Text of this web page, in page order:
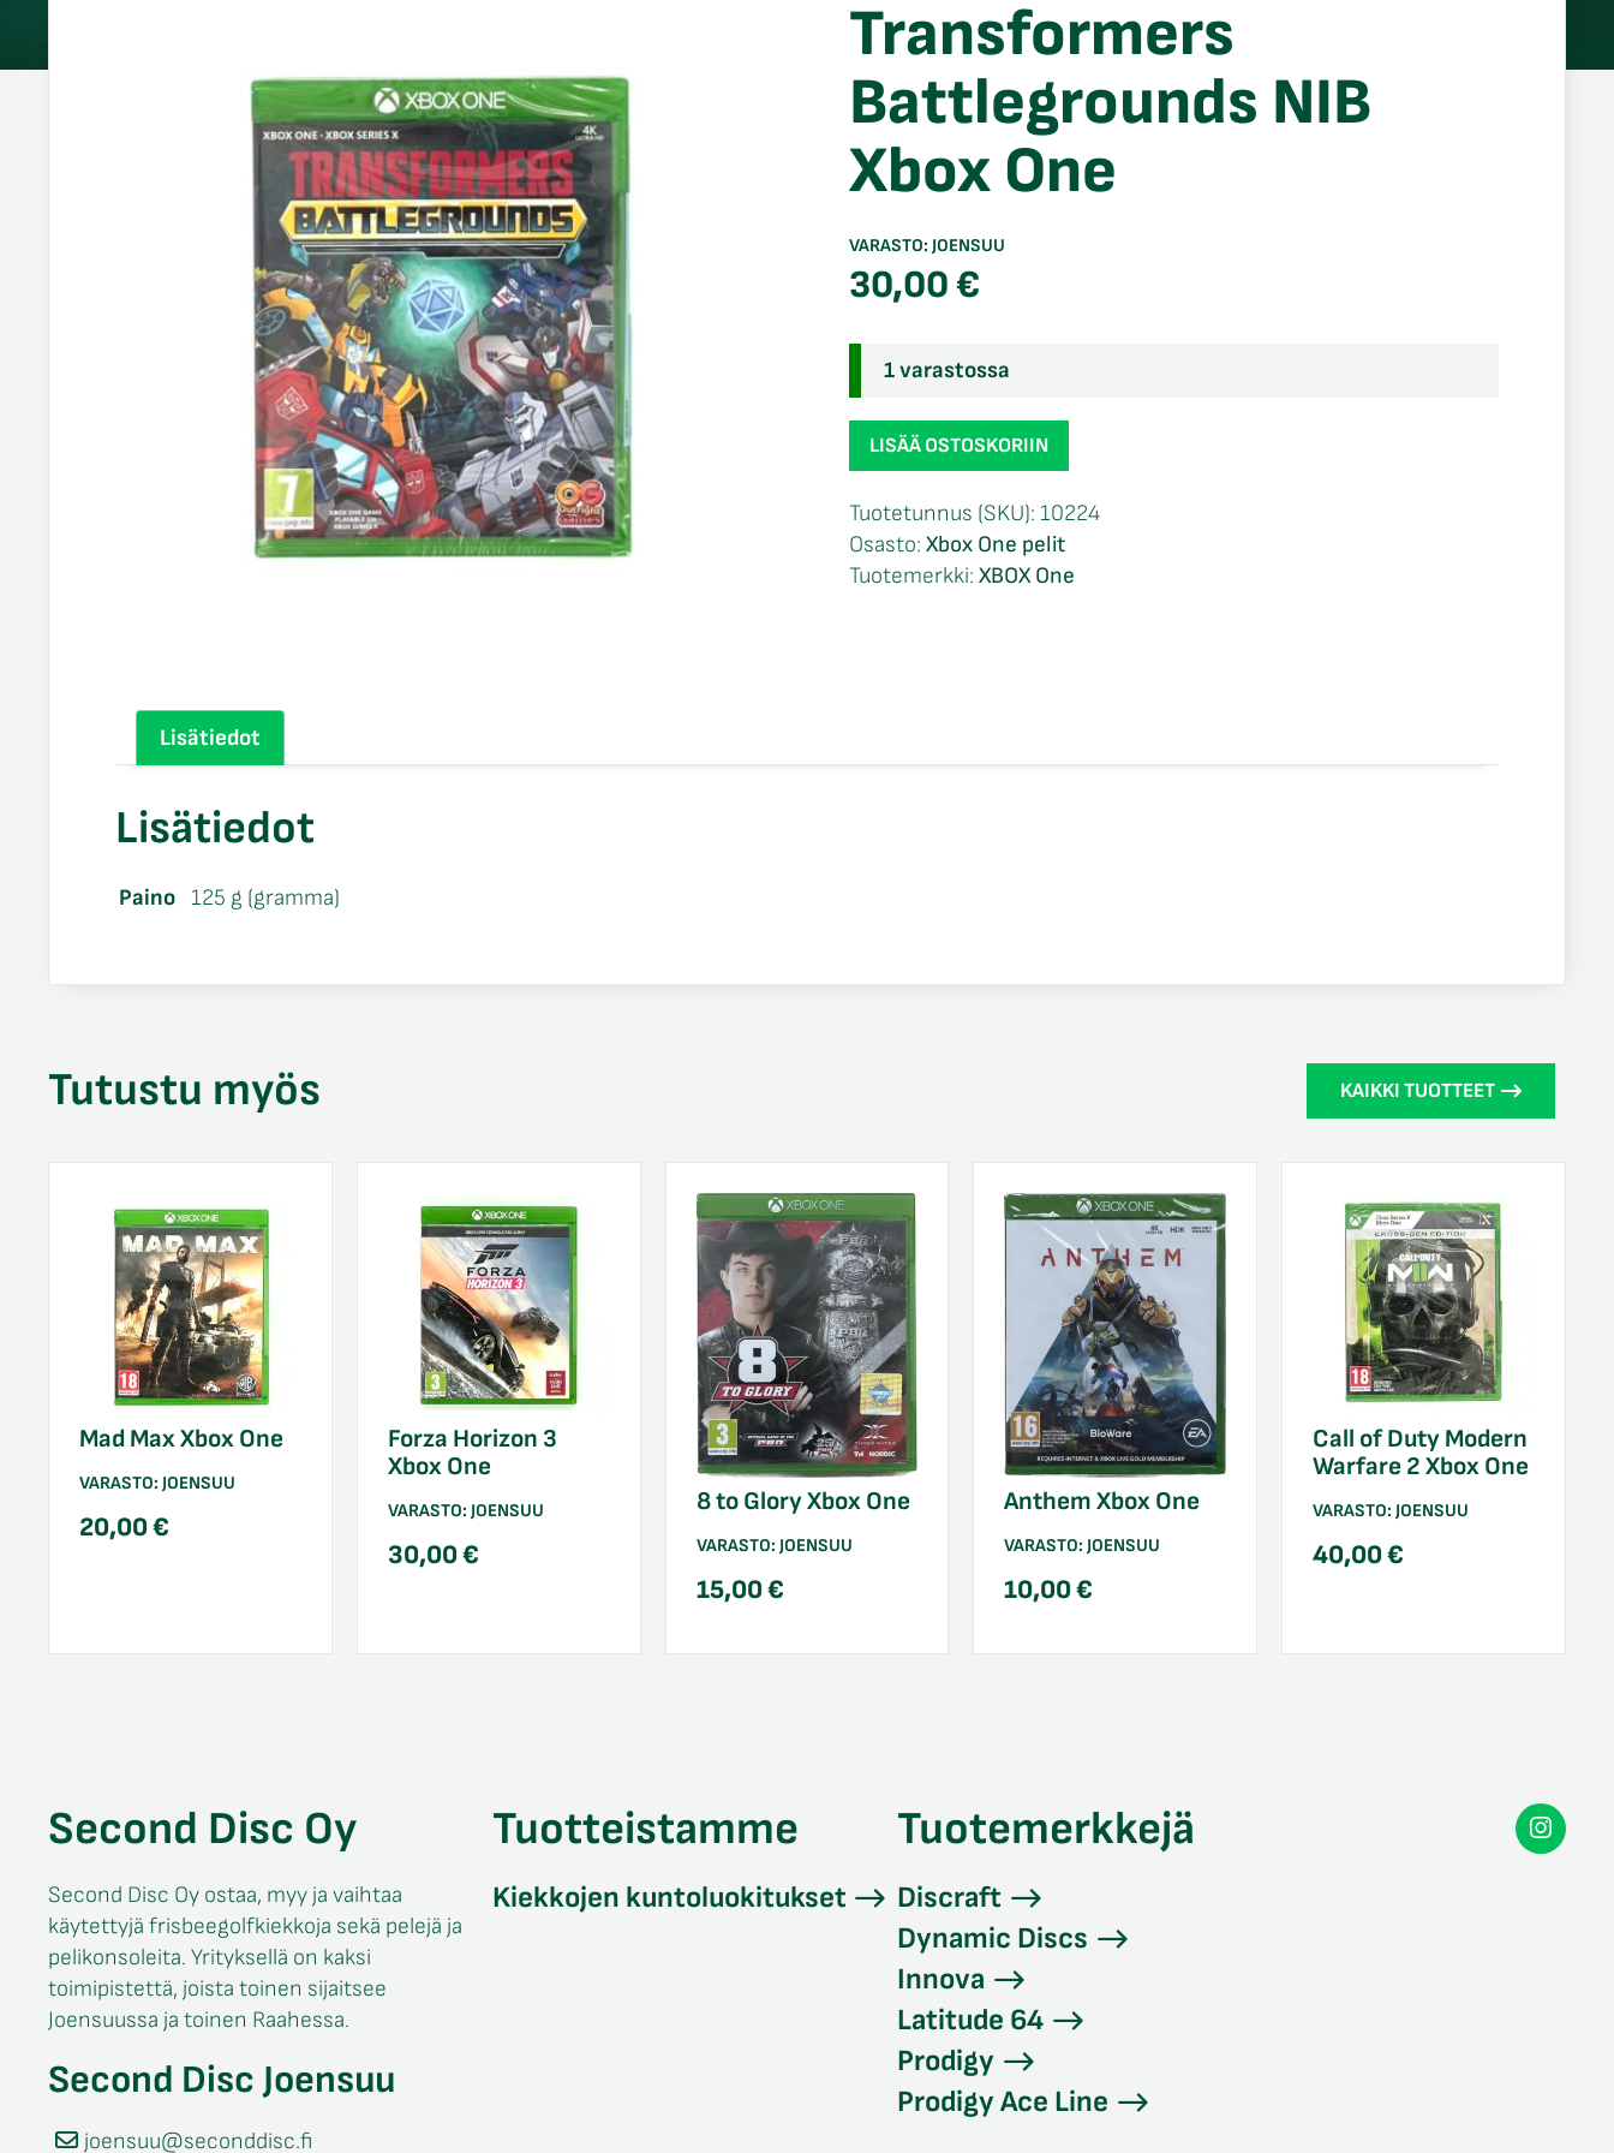
Transformers
Battlegrounds NIB
Xbox One
VARASTO: JOENSUU
30,00€
1 varastossa
Transformers
Battlegrounds
Xbox
One
määrä
LISÄÄ OSTOSKORIIN
Tuotetunnus (SKU): 10224
Osasto: Xbox One pelit
Tuotemerkki: XBOX One
Lisätiedot
Lisätiedot
Paino 125 g (gramma)
Tutustu myös KAIKKI TUOTTEET
Mad Max Xbox One
VARASTO: JOENSUU
20,00€
Forza Horizon 3
Xbox One
VARASTO: JOENSUU
30,00€
8 to Glory Xbox One
VARASTO: JOENSUU
15,00€
Anthem Xbox One
VARASTO: JOENSUU
10,00€
Call of Duty Modern
Warfare 2 Xbox One
VARASTO:JOENSUU
40,00€
Second Disc Oy
Second Disc Oy ostaa, myy ja vaihtaa
käytettyjä frisbeegolfkiekkoja sekä pelejä ja
pelikonsoleita. Yrityksellä on kaksi
toimipistettä, joista toinen sijaitsee
Joensuussa ja toinen Raahessa.
Second Disc Joensuu
joensuu@seconddisc.fi
Tuotteistamme
Kiekkojen kuntoluokitukset
Tuotemerkkejä
Discraft
Dynamic Discs
Innova
Latitude 64
Prodigy
Prodigy Ace Line